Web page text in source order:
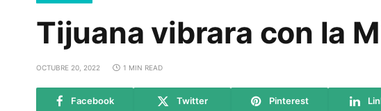
Tijuana vibrara con la
OCTUBRE 20, 2022 1 MIN READ
Facebook Twitter Pinterest